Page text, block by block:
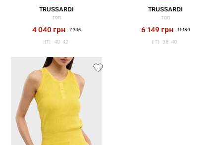
TRUSSARDI
топ
4 040 грн 7 345
(IT) 40 42
TRUSSARDI
топ
6 149 грн 11 180
(IT) 38 40